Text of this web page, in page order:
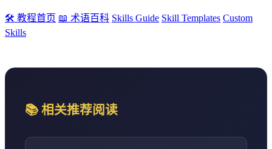
🛠️ 教程首页 📖 术语百科 Skills Guide Skill Templates Custom
Skills
📚 相关推荐阅读